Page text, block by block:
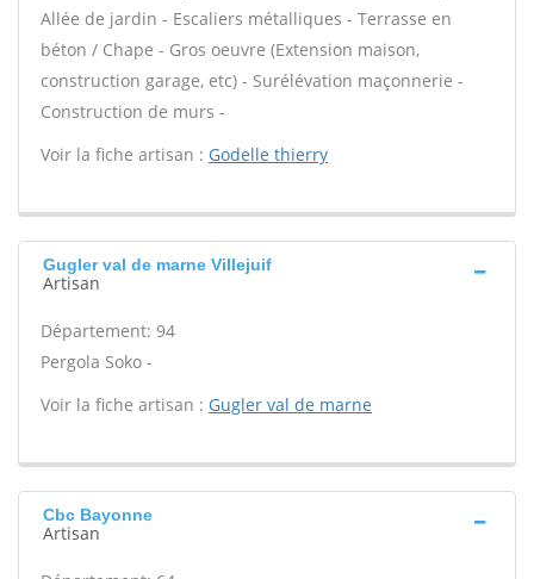
Allée de jardin - Escaliers métalliques - Terrasse en
béton / Chape - Gros oeuvre (Extension maison,
construction garage, etc) - Surélévation maçonnerie -
Construction de murs -
Voir la fiche artisan : Godelle thierry
Gugler val de marne Villejuif
Artisan
Département: 94
Pergola Soko -
Voir la fiche artisan : Gugler val de marne
Cbc Bayonne
Artisan